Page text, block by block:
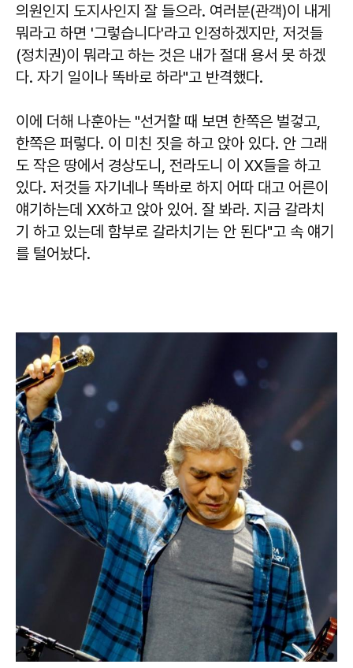
의원인지 도지사인지 잘 들으라. 여러분(관객)이 내게
뭐라고 하면 '그렇습니다'라고 인정하겠지만, 저것들
(정치권)이 뭐라고 하는 것은 내가 절대 용서 못 하겠
다. 자기 일이나 똑바로 하라"고 반격했다.
이에 더해 나훈아는 "선거할 때 보면 한쪽은 벌겋고,
한쪽은 퍼렇다. 이 미친 짓을 하고 앉아 있다. 안 그래
도 작은 땅에서 경상도니, 전라도니 이 XX들을 하고
있다. 저것들 자기네나 똑바로 하지 어따 대고 어른이
얘기하는데 XX하고 앉아 있어. 잘 봐라. 지금 갈라치
기 하고 있는데 함부로 갈라치기는 안 된다"고 속 얘기
를 털어놨다.